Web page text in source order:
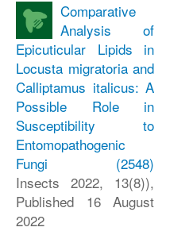
Comparative
Analysis of
Epicuticular Lipids in
Locusta migratoria and
Calliptamus italicus: A
Possible Role in
Susceptibility to
Entomopathogenic
Fungi (2548)
Insects 2022, 13(8)),
Published 16 August
2022